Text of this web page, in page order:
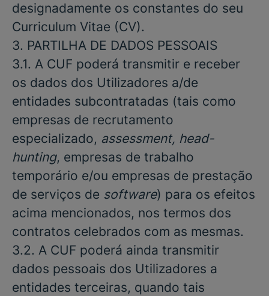
designadamente os constantes do seu
Curriculum Vitae (CV).
3. PARTILHA DE DADOS PESSOAIS
3.1. A CUF poderá transmitir e receber
os dados dos Utilizadores a/de
entidades subcontratadas (tais como
empresas de recrutamento
especializado, assessment, head-
hunting, empresas de trabalho
temporário e/ou empresas de prestação
de serviços de software) para os efeitos
acima mencionados, nos termos dos
contratos celebrados com as mesmas.
3.2. A CUF poderá ainda transmitir
dados pessoais dos Utilizadores a
entidades terceiras, quando tais